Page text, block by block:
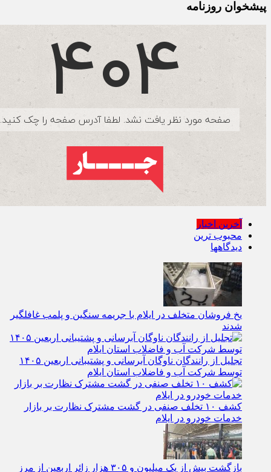
آخرین اخبار
محبوب ترین
یخ‌ فروشان متخلف در ایلام با جریمه سنگین و پلمب غافلگیر
شدند
توسط شرکت آب و فاضلاب استان ایلام
کشف ۱۰ تخلف صنفی در گشت مشترک نظارت بر بازار
خدمات خودرو در ایلام